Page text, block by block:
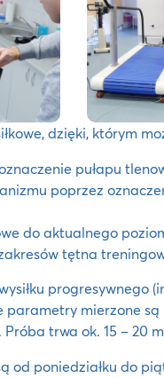
dzięki, którym
pułapu
poprzez
do aktualnego
tętna
progresywnego
mierzone
trwa ok. 15 – 20
od poniedziałku do